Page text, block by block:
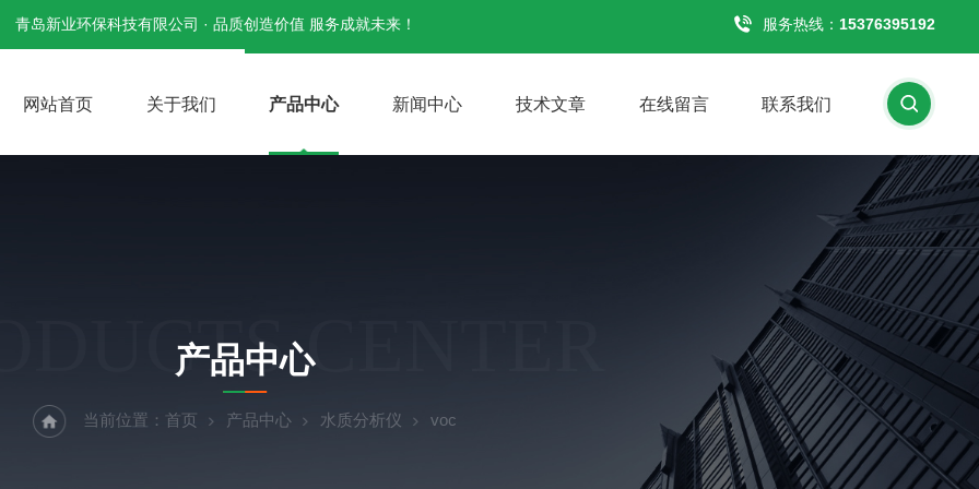
青岛新业环保科技有限公司 · 品质创造价值 服务成就未来！ 服务热线： 15376395192
网站首页 关于我们 产品中心 新闻中心 技术文章 在线留言 联系我们
CENTER
产品中心
当前位置： 首页 产品中心 水质分析仪 voc